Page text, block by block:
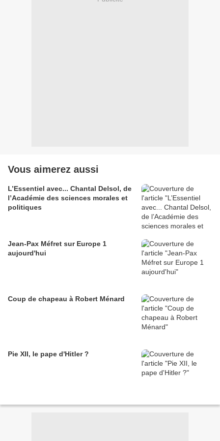
Vous aimerez aussi
L’Essentiel avec... Chantal Delsol, de
l’Académie des sciences morales et
politiques
Jean-Pax Méfret sur Europe 1
aujourd'hui
Coup de chapeau à Robert Ménard
Pie XII, le pape d'Hitler ?